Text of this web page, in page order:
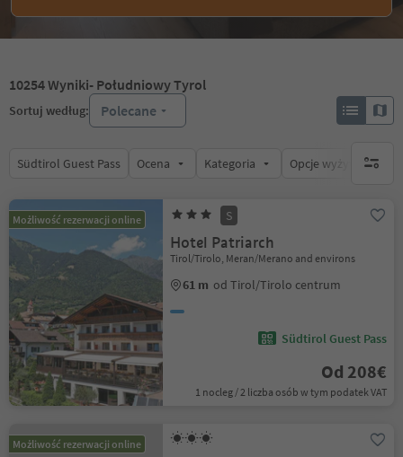
10254Wyniki- Południowy Tyrol
Sortuj według: Polecane
Südtirol Guest Pass Ocena Kategoria Opcje wyżywieniabrak
Możliwość rezerwacji online S
Hotel Patriarch
Tirol/Tirolo, Meran/Merano and environs
61 m od Tirol/Tirolo centrum
Südtirol Guest Pass
Od 208€
1 nocleg / 2 liczba osób w tym podatek VAT
Możliwość rezerwacji online